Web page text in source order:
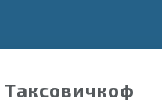
Таксовичкоф